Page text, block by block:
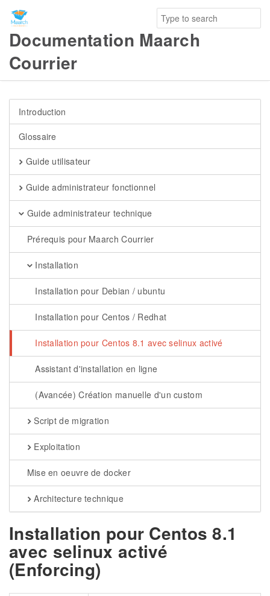
Documentation Maarch
Courrier
Introduction
Glossaire
Guide utilisateur
Guide administrateur fonctionnel
Guide administrateur technique
Prérequis pour Maarch Courrier
Installation
Installation pour Debian / ubuntu
Installation pour Centos / Redhat
Installation pour Centos 8.1 avec selinux activé
Assistant d'installation en ligne
(Avancée) Création manuelle d'un custom
Script de migration
Exploitation
Mise en oeuvre de docker
Architecture technique
Installation pour Centos 8.1
avec selinux activé
(Enforcing)